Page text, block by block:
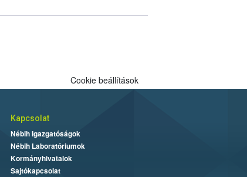
Cookie beállítások
Kapcsolat
Nébih Igazgatóságok
Nébih Laboratóriumok
Kormányhivatalok
Sajtókapcsolat